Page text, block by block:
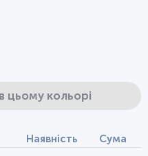
цьому кольорі
Наявність Сума